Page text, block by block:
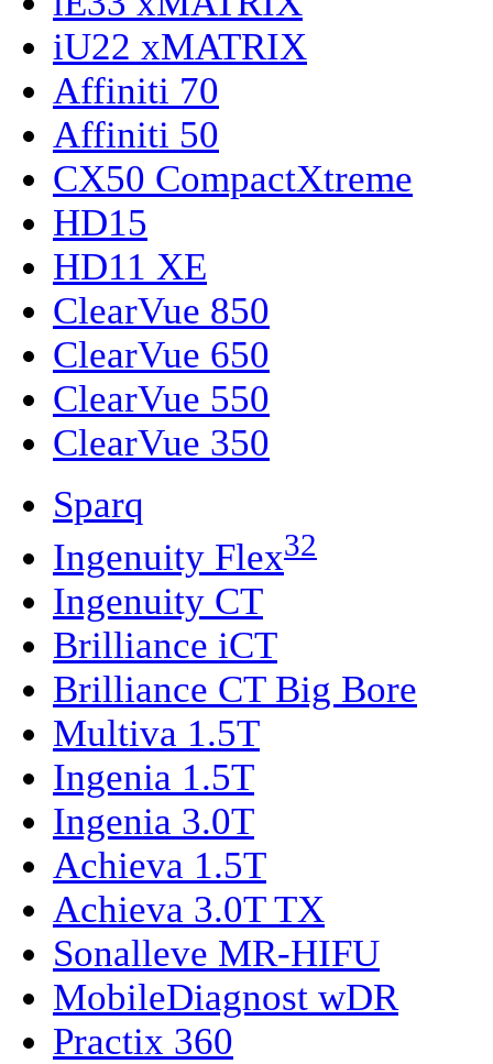
iU22 xMATRIX
Affiniti 70
Affiniti 50
CX50 CompactXtreme
HD15
HD11 XE
ClearVue 850
ClearVue 650
ClearVue 550
ClearVue 350
Sparq
Ingenuity Flex32
Ingenuity CT
Brilliance iCT
Brilliance CT Big Bore
Multiva 1.5T
Ingenia 1.5T
Ingenia 3.0T
Achieva 1.5T
Achieva 3.0T TX
Sonalleve MR-HIFU
MobileDiagnost wDR
Practix 360